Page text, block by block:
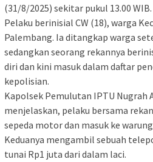
(31/8/2025) sekitar pukul 13.00 WIB.
Pelaku berinisial CW (18), warga
Palembang. Ia ditangkap warga
sedangkan seorang rekannya
diri dan kini masuk dalam daftar
kepolisian.
Kapolsek Pemulutan IPTU Nugrah
menjelaskan, pelaku bersama
sepeda motor dan masuk ke
Keduanya mengambil sebuah
tunai Rp1 juta dari dalam laci.